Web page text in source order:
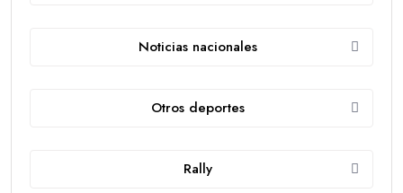
Noticias nacionales
Otros deportes
Rally